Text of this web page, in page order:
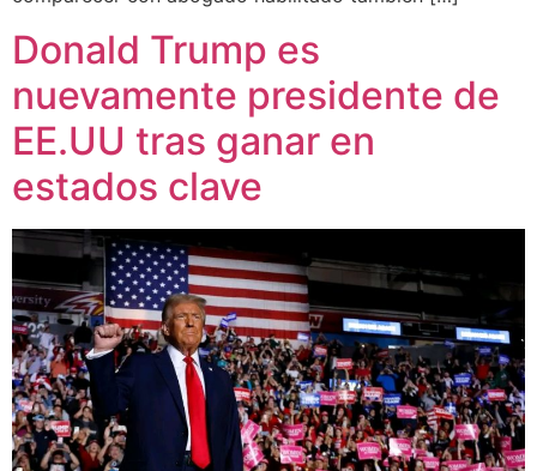
Donald Trump es
nuevamente presidente de
EE.UU tras ganar en
estados clave